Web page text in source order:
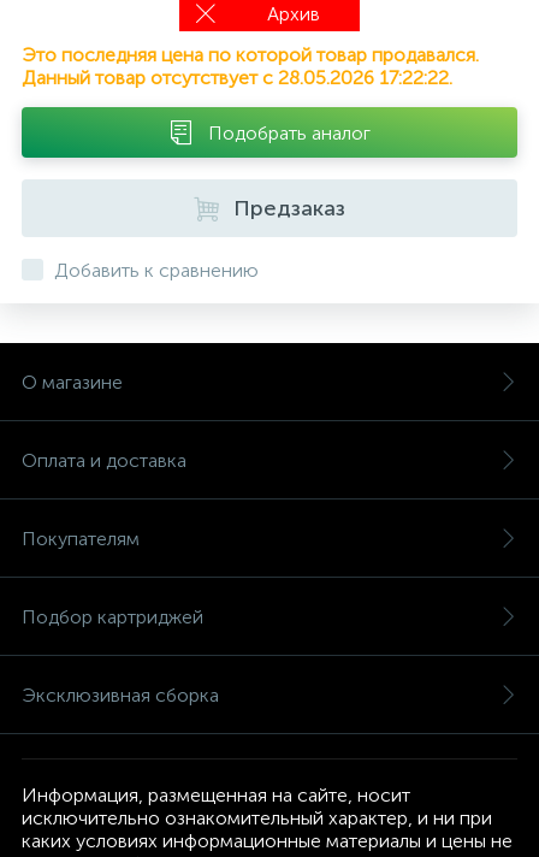
Архив
Это последняя цена по которой товар продавался.
Данный товар отсутствует с 28.05.2026 17:22:22.
Подобрать аналог
Предзаказ
Добавить к сравнению
О магазине
Оплата и доставка
Покупателям
Подбор картриджей
Эксклюзивная сборка
Информация, размещенная на сайте, носит
исключительно ознакомительный характер, и ни при
каких условиях информационные материалы и цены не